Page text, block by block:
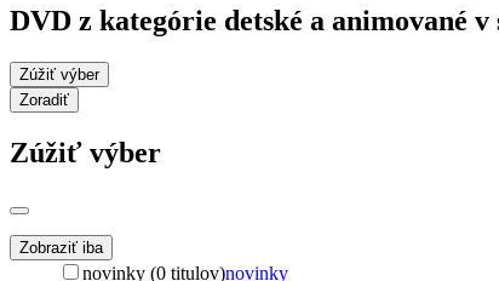
DVD z kategórie detské a animované
Zúžiť výber
Zoradiť
Zúžiť výber
Zobraziť iba
novinky (0 titulov)novinky